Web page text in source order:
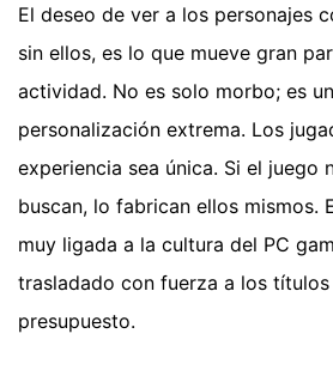
El deseo de ver a los personajes
sin ellos, es lo que mueve gran
actividad. No es solo morbo; es
personalización extrema. Los
experiencia sea única. Si el juego
buscan, lo fabrican ellos mismos.
muy ligada a la cultura del PC
trasladado con fuerza a los
presupuesto.